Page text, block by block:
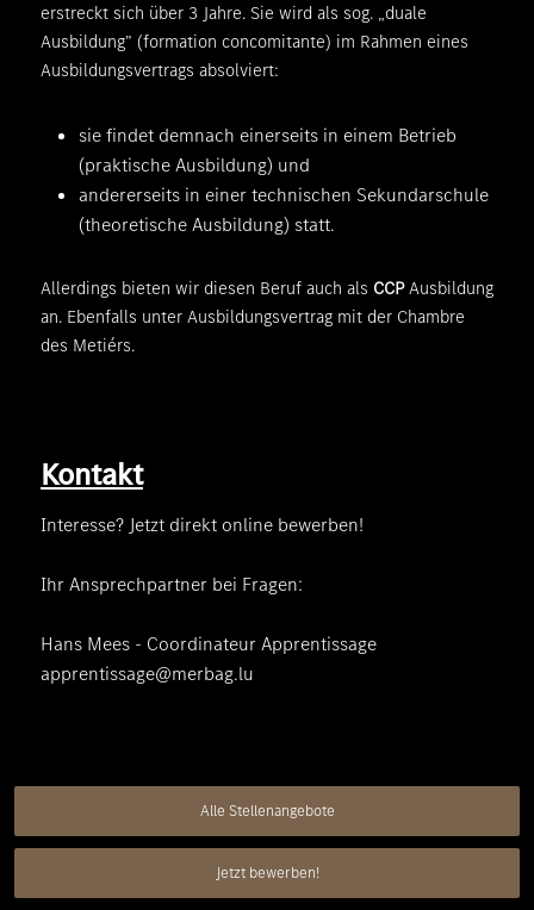
erstreckt sich über 3 Jahre. Sie wird als sog. „duale
Ausbildung” (formation concomitante) im Rahmen eines
Ausbildungsvertrags absolviert:
sie findet demnach einerseits in einem Betrieb
(praktische Ausbildung) und
andererseits in einer technischen Sekundarschule
(theoretische Ausbildung) statt.
Allerdings bieten wir diesen Beruf auch als CCPAusbildung
an. Ebenfalls unter Ausbildungsvertrag mit der Chambre
des Metiérs.
Kontakt
Interesse? Jetzt direkt online bewerben!
Ihr Ansprechpartner bei Fragen:
Hans Mees - Coordinateur Apprentissage
apprentissage@merbag.lu
Alle Stellenangebote
Jetzt bewerben!